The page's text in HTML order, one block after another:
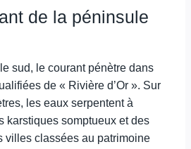
de la péninsule
sud, le courant pénètre dans
de « Rivière d’Or ». Sur
les eaux serpentent à
karstiques somptueux et des
villes classées au patrimoine